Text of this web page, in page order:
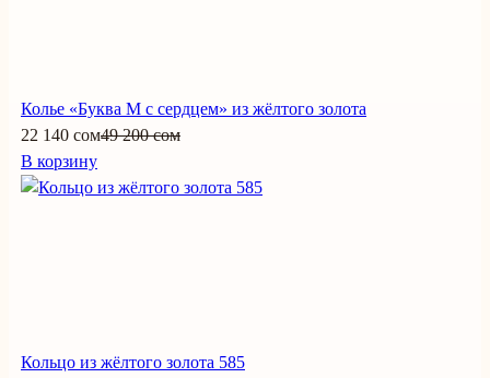
Колье «Буква М с сердцем» из жёлтого золота
22 140 сом49 200 сом
В корзину
Кольцо из жёлтого золота 585